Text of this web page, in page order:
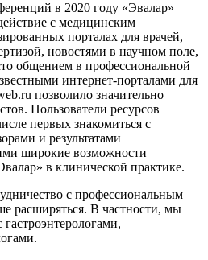
в 2020 году «Эвалар»
с медицинским
порталах для врачей,
новостями в научном поле,
общением в профессиональной
интернет-порталами для
позволило значительно
Пользователи ресурсов
первых знакомиться с
и результатами
широкие возможности
в клинической практике.
с профессиональным
расширяться. В частности, мы